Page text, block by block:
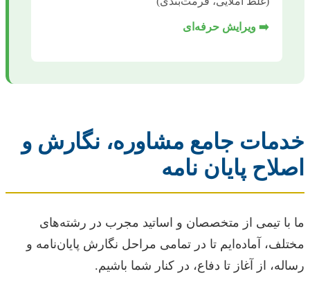
➡️ ویرایش حرفه‌ای
خدمات جامع مشاوره، نگارش و
اصلاح پایان نامه
ما با تیمی از متخصصان و اساتید مجرب در رشته‌های
مختلف، آماده‌ایم تا در تمامی مراحل نگارش پایان‌نامه و
رساله، از آغاز تا دفاع، در کنار شما باشیم.